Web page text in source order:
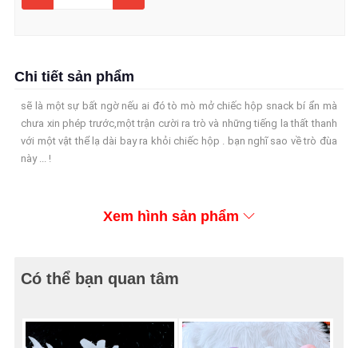
Chi tiết sản phẩm
sẽ là một sự bất ngờ nếu ai đó tò mò mở chiếc hộp snack bí ẩn mà
chưa xin phép trước,một trận cười ra trò và những tiếng la thất thanh
với một vật thể lạ dài bay ra khỏi chiếc hộp . bạn nghĩ sao về trò đùa
này ... !
Xem hình sản phẩm
Có thể bạn quan tâm